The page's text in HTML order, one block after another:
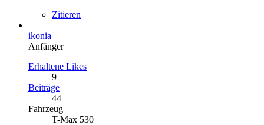
Zitieren
ikonia
Anfänger
Erhaltene Likes
9
Beiträge
44
Fahrzeug
T-Max 530